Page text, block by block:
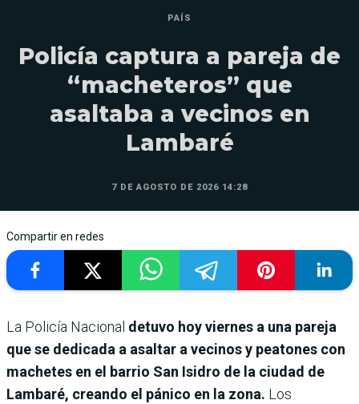
PAÍS
Policía captura a pareja de
“macheteros” que
asaltaba a vecinos en
Lambaré
7 DE AGOSTO DE 2026 14:28
Compartir en redes
La Policía Nacional detuvo hoy viernes a una pareja
que se dedicada a asaltar a vecinos y peatones con
machetes en el barrio San Isidro de la ciudad de
Lambaré, creando el pánico en la zona. Los